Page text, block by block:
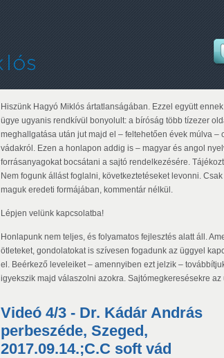
Hiszünk Hagyó Miklós ártatlanságában. Ezzel együtt
ügye ugyanis rendkívül bonyolult: a bíróság több tízezer
meghallgatása után jut majd el – feltehetően évek múlva
vádakról. Ezen a honlapon addig is – magyar és angol
forrásanyagokat bocsátani a sajtó rendelkezésére.
Nem fogunk állást foglalni, következtetéseket levonni.
maguk eredeti formájában, kommentár nélkül.
Lépjen velünk kapcsolatba!
Honlapunk nem teljes, és folyamatos fejlesztés alatt áll.
ötleteket, gondolatokat is szívesen fogadunk az üggyel
el. Beérkező leveleiket – amennyiben ezt jelzik –
igyekszik majd válaszolni azokra. Sajtómegkeresésekre
Videó 4/3 - Dr. Kádár András
perbeszéde, Szeged,
2017.09.14.;C.C soft vád
Oldalak